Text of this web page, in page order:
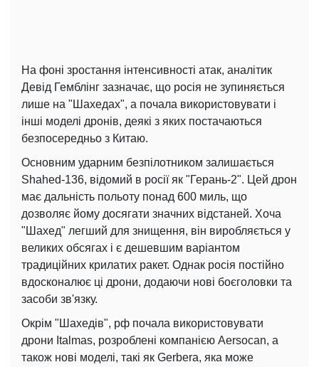
На фоні зростання інтенсивності атак, аналітик
Девід Гемблінг зазначає, що росія не зупиняється
лише на "Шахедах", а почала використовувати і
інші моделі дронів, деякі з яких постачаються
безпосередньо з Китаю.
Основним ударним безпілотником залишається
Shahed-136, відомий в росії як "Герань-2". Цей дрон
має дальність польоту понад 600 миль, що
дозволяє йому досягати значних відстаней. Хоча
"Шахед" легший для знищення, він виробляється у
великих обсягах і є дешевшим варіантом
традиційних крилатих ракет. Однак росія постійно
вдосконалює ці дрони, додаючи нові боєголовки та
засоби зв'язку.
Окрім "Шахедів", рф почала використовувати
дрони Italmas, розроблені компанією Aersocan, а
також нові моделі, такі як Gerbera, яка може